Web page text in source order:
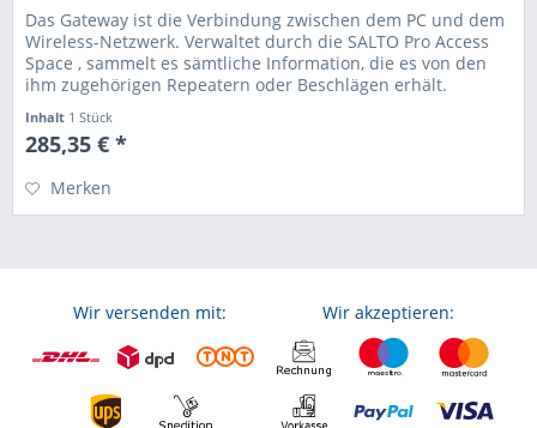
Das Gateway ist die Verbindung zwischen dem PC und dem
Wireless-Netzwerk. Verwaltet durch die SALTO Pro Access
Space , sammelt es sämtliche Information, die es von den
ihm zugehörigen Repeatern oder Beschlägen erhält.
Inhalt 1 Stück
285,35 € *
Merken
Wir versenden mit: Wir akzeptieren: